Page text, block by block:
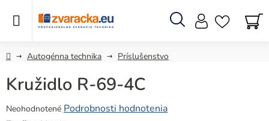
Hľadať
DomovAutogénna technika Príslušenstvo
Kružidlo R-69-4C
Priemerné
Neohodnotené Podrobnosti hodnotenia